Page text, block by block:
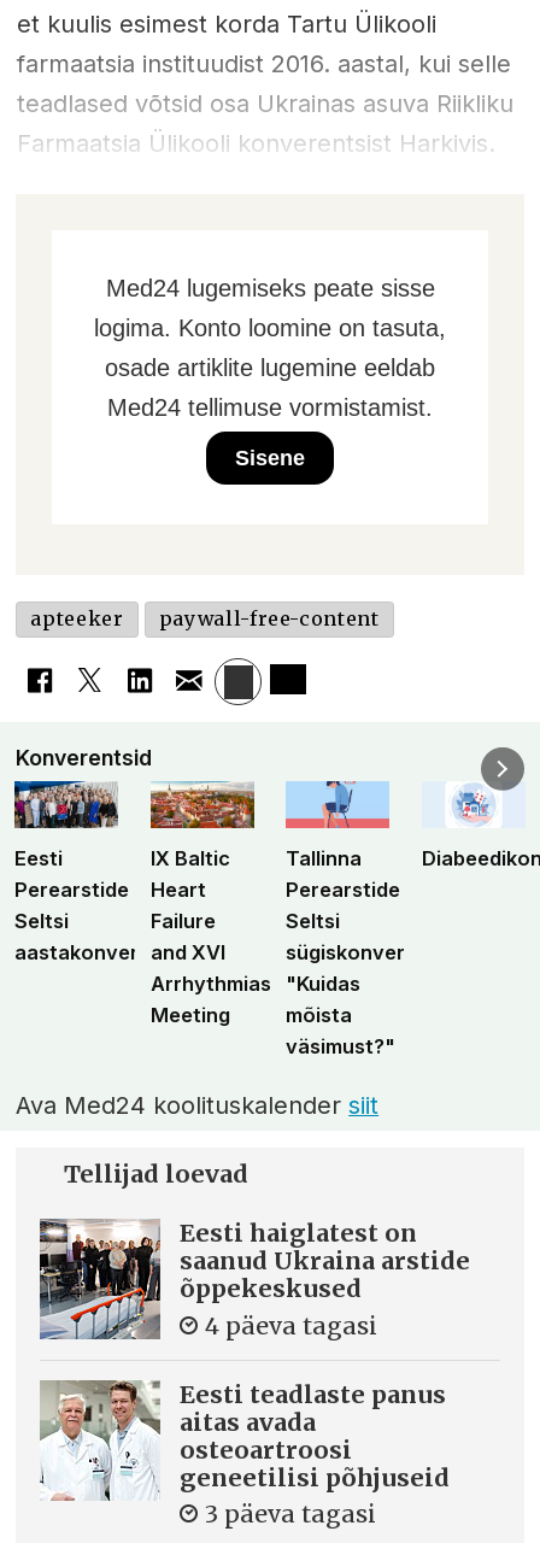
et kuulis esimest korda Tartu Ülikooli
farmaatsia instituudist 2016. aastal, kui selle
teadlased võtsid osa Ukrainas asuva Riikliku
Farmaatsia Ülikooli konverentsist Harkivis.
Med24 lugemiseks peate sisse
logima. Konto loomine on tasuta,
osade artiklite lugemine eeldab
Med24 tellimuse vormistamist.
Sisene
apteeker paywall-free-content
Konverentsid
Eesti
Perearstide
Seltsi
aastakonverents
IX Baltic
Heart
Failure
and XVI
Arrhythmias
Meeting
Tallinna
Perearstide
Seltsi
sügiskonverents
"Kuidas
mõista
väsimust?"
Ava Med24 koolituskalendersiit
Tellijad loevad
Eesti haiglatest on
saanud Ukraina arstide
õppekeskused
4 päeva tagasi
Eesti teadlaste panus
aitas avada
osteoartroosi
geneetilisi põhjuseid
3 päeva tagasi